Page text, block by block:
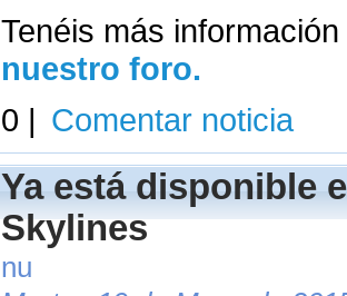
Tenéis más
nuestro foro.
0 | Comentar noticia
Ya está disponible
Skylines
nu